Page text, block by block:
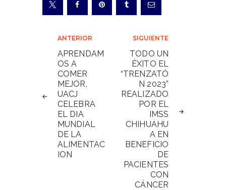
Navegación
de
entradas
ANTERIOR
APRENDAM
OS A
COMER
MEJOR,
UACJ
CELEBRA
EL DIA
MUNDIAL
DE LA
ALIMENTAC
ION
SIGUIENTE
TODO UN
ÉXITO EL
“TRENZATÓ
N 2023”
REALIZADO
POR EL
IMSS
CHIHUAHU
A EN
BENEFICIO
DE
PACIENTES
CON
CÁNCER